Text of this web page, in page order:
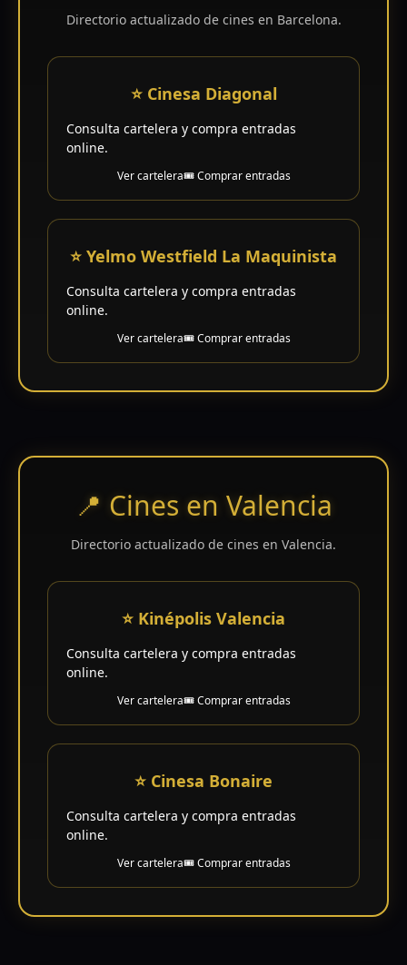
Directorio actualizado de cines en Barcelona.
⭐ Cinesa Diagonal
Consulta cartelera y compra entradas
online.
Ver cartelera🎟️ Comprar entradas
⭐ Yelmo Westfield La Maquinista
Consulta cartelera y compra entradas
online.
Ver cartelera🎟️ Comprar entradas
📍 Cines en Valencia
Directorio actualizado de cines en Valencia.
⭐ Kinépolis Valencia
Consulta cartelera y compra entradas
online.
Ver cartelera🎟️ Comprar entradas
⭐ Cinesa Bonaire
Consulta cartelera y compra entradas
online.
Ver cartelera🎟️ Comprar entradas